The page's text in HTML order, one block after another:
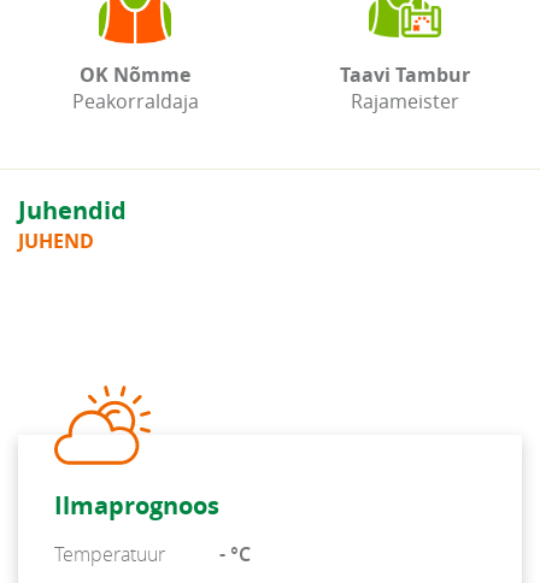
OK Nõmme
Peakorraldaja
Taavi Tambur
Rajameister
Juhendid
JUHEND
Ilmaprognoos
Temperatuur
- °C